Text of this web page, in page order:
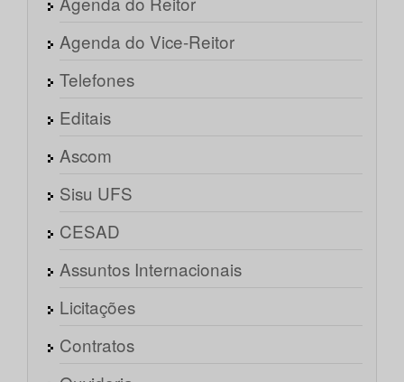
Agenda do Vice-Reitor
Telefones
Editais
Ascom
Sisu UFS
CESAD
Assuntos Internacionais
Licitações
Contratos